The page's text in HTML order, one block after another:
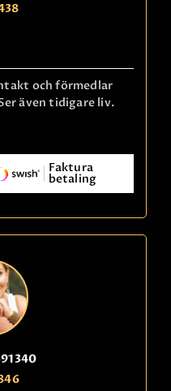
och förmedlar
även tidigare liv.
Faktura
betaling